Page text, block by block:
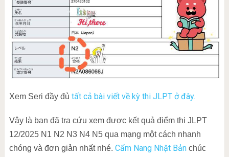
Xem Seri đầy đủ tất cả bài viết về kỳ thi JLPT ở đây.
Vậy là bạn đã tra cứu xem được kết quả điểm thi JLPT
12/2025 N1 N2 N3 N4 N5 qua mạng một cách nhanh
chóng và đơn giản nhất nhé. Cẩm Nang Nhật Bảnchúc